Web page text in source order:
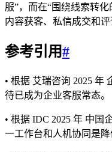
服”，而在“围绕线索转
内容获客、私信成交和
参考引用#
• 根据 艾瑞咨询 2025 年
待已成为企业客服常态。
• 根据 IDC 2025 年 中国
一工作台和人机协同是降